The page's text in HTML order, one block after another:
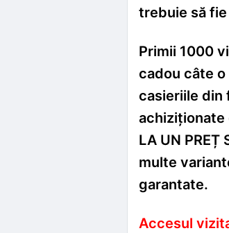
trebuie să
Primii 1000
cadou câte
casieriile din
achiziționate
LA UN PREȚ
multe
garantate.
Accesul